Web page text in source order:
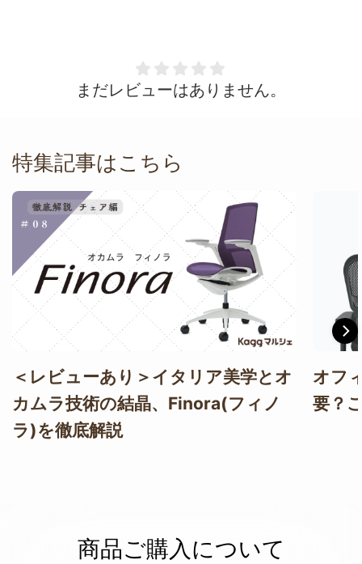
まだレビューはありません。
特集記事はこちら
＜レビューあり＞イタリア美学とオ
カムラ技術の結晶、Finora(フィノ
ラ)を徹底解説
オフ
要？
商品ご購入について